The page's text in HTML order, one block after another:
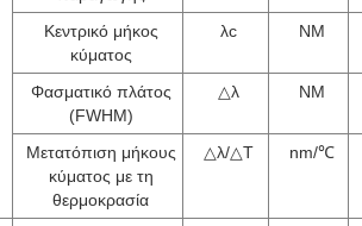
Κεντρικό μήκος
κύματος
λc NM
Φασματικό πλάτος
(FWHM)
△λ NM
Μετατόπιση μήκους
κύματος με τη
θερμοκρασία
△λ/△T nm/℃